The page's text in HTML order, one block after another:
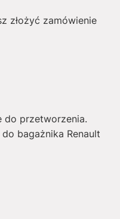
złożyć zamówienie
do przetworzenia.
bagażnika Renault